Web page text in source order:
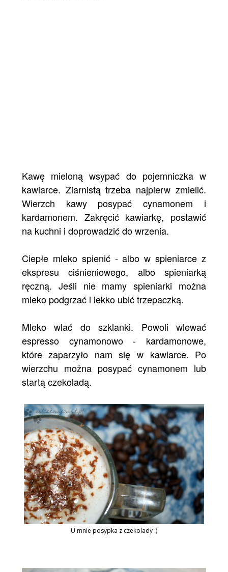
Kawę mieloną wsypać do pojemniczka w
kawiarce. Ziarnistą trzeba najpierw zmielić.
Wierzch kawy posypać cynamonem i
kardamonem. Zakręcić kawiarkę, postawić
na kuchni i doprowadzić do wrzenia.
Ciepłe mleko spienić - albo w spieniarce z
ekspresu ciśnieniowego, albo spieniarką
ręczną. Jeśli nie mamy spieniarki można
mleko podgrzać i lekko ubić trzepaczką.
Mleko wlać do szklanki. Powoli wlewać
espresso cynamonowo - kardamonowe,
które zaparzyło nam się w kawiarce. Po
wierzchu można posypać cynamonem lub
startą czekoladą.
U mnie posypka z czekolady :)